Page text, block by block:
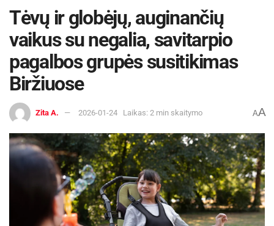
Tėvų ir globėjų, auginančių
vaikus su negalia, savitarpio
pagalbos grupės susitikimas
Biržiuose
Zita A. 2026-01-24 Laikas: 2 min skaitymo AA